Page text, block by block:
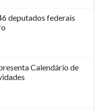
deputados federais
Calendário de